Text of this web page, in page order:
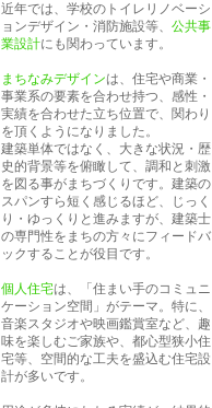
近年では、学校のトイレリノベーシ
ョンデザイン・消防施設等、 公共事
業設計にも関わっています。
まちなみデザインは、住宅や商業・
事業系の要素を合わせ持つ、感性・
実績を合わせた立ち位置で、関わり
を頂くようになりました。
建築単体ではなく、大きな状況・歴
史的背景等を俯瞰して、調和と刺激
を図る事がまちづくりです。建築の
スパンすら短く感じるほど、じっく
り・ゆっくりと進みますが、建築士
の専門性をまちの方々にフィードバ
ックすることが役目です。
個人住宅は、「住まい手のコミュニ
ケーション空間」がテーマ。特に、
音楽スタジオや映画鑑賞室など、趣
味を楽しむご家族や、都心型狭小住
宅等、空間的な工夫を盛込む住宅設
計が多いです。